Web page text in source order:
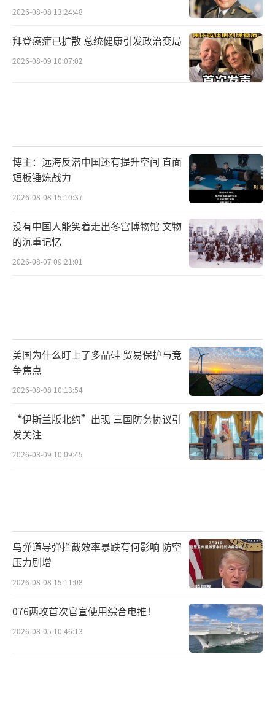
2026-08-08 13:24:48
拜登癌症已扩散 总统健康引发政治变局
2026-08-09 10:07:02
博主：远海反潜中国还有提升空间 直面
短板锤炼战力
2026-08-08 15:10:37
没有中国人能笑着走出冬宫博物馆 文物
的沉重记忆
2026-08-07 09:21:01
美国为什么盯上了多晶硅 贸易保护与竞
争焦点
2026-08-08 10:13:54
“伊斯兰版北约”出现 三国防务协议引
发关注
2026-08-09 10:09:45
乌弹道导弹拦截效率暴跌有何影响 防空
压力剧增
2026-08-08 15:11:08
076两攻首次官宣使用综合电推！
2026-08-05 10:46:13